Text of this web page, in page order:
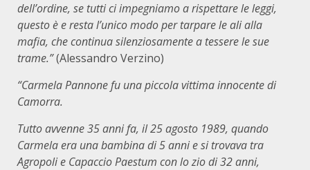
dell’ordine, se tutti ci impegniamo a rispettare le leggi,
questo è e resta l’unico modo per tarpare le ali alla
mafia, che continua silenziosamente a tessere le sue
trame.”(Alessandro Verzino)
“Carmela Pannone fu una piccola vittima innocente di
Camorra.
Tutto avvenne 35 anni fa, il 25 agosto 1989, quando
Carmela era unabambinadi 5 anni e si trovava tra
Agropoli e Capaccio Paestum con lo zio di 32 anni,